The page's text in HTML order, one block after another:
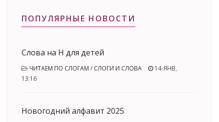
ПОПУЛЯРНЫЕ НОВОСТИ
Слова на Н для детей
ЧИТАЕМ ПО СЛОГАМ / СЛОГИ И СЛОВА
14-ЯНВ,
13:16
Новогодний алфавит 2025